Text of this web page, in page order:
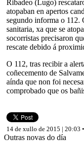
Ribadeo (Lugo)
atopaban en apertos
segundo informa o 112.
sanitaria, xa que se
socorristas precisaron
rescate debido á
O 112, tras recibir a
coñecemento de
aínda que non foi
comprobado que os
14 de xullo de 2015 | 20:03 •
Outras novas do día